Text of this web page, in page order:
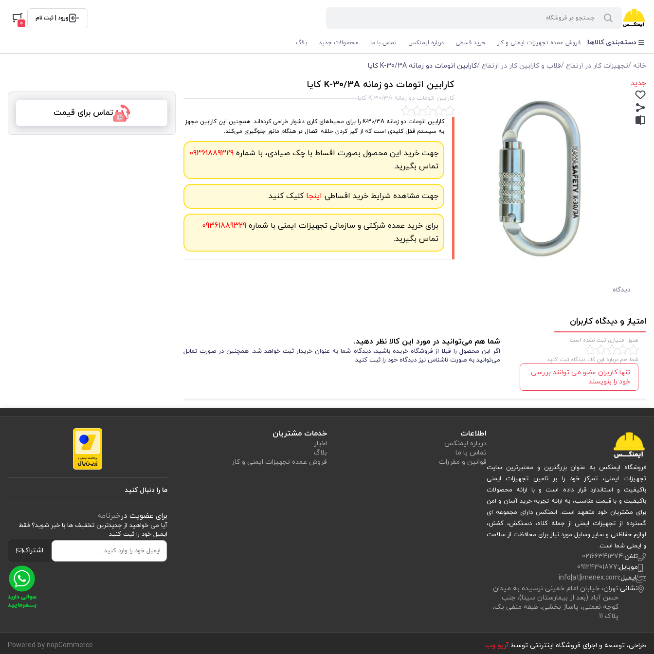
ورود | ثبت نام
0
دسته‌بندی کالاها فروش عمده تجهیزات ایمنی و کار خرید قسطی درباره ایمنکس تماس با ما محصولات جدید بلاگ
خانه /تجهیزات کار در ارتفاع /قلاب و کارابین کار در ارتفاع /کارابین اتومات دو زمانه K-30/3A کایا
جدید کارابین اتومات دو زمانه K-30/3A کایا
کارابین اتومات دو زمانه K-30/3A کایا
کارابین اتومات دو زمانه K-30/3A را برای محیط‌های کاری دشوار طراحی کرده‌اند. همچنین این کارابین مجهز
به سیستم قفل کلیدی است که از گیر کردن حلقه اتصال در هنگام مانور جلوگیری می‌کند.
جهت خرید این محصول بصورت اقساط با چک صیادی، با شماره 09361889329
تماس بگیرید.
جهت مشاهده شرایط خرید اقساطی اینجاکلیک کنید.
برای خرید عمده شرکتی و سازمانی تجهیزات ایمنی با شماره 09361889329
تماس بگیرید.
تماس برای قیمت
دیدگاه
امتیاز و دیدگاه کاربران
هنوز امتیازی ثبت نشده است.
شما هم درباره این کالا دیدگاه ثبت کنید
تنها کاربران عضو می توانند بررسی
خود را بنویسند
شما هم می‌توانید در مورد این کالا نظر دهید.
اگر این محصول را قبلا از فروشگاه خریده باشید، دیدگاه شما به عنوان خریدار ثبت خواهد شد. همچنین در صورت تمایل
می‌توانید به صورت ناشناس نیز دیدگاه خود را ثبت کنید
فروشگاه ایمنکس به عنوان بزرگترین و معتبرترین سایت
تجهیزات ایمنی، تمرکز خود را بر تامین تجهیزات ایمنی
باکیفیت و استاندارد قرار داده است و با ارائه محصولات
باکیفیت و با قیمت مناسب، به ارائه تجربه خرید آسان و امن
برای مشتریان خود متعهد است. ایمنکس دارای مجموعه ای
گسترده از تجهیزات ایمنی از جمله کلاه، دستکش، کفش،
لوازم حفاظتی و سایر وسایل مورد نیاز برای محافظت از سلامت
و ایمنی شما است.
تلفن:02166341374
موبایل:09124301877
ایمیل:info[at]imenex.com
نشانی:تهران، خیابان امام خمینی نرسیده به میدان
حسن آباد (بعد از بیمارستان سینا)، جنب
کوچه نعمتی، پاساژ بخشی، طبقه منفی یک،
پلاک 11
اطلاعات
درباره ایمنکس
تماس با ما
قوانین و مقررات
خدمات مشتریان
اخبار
بلاگ
فروش عمده تجهیزات ایمنی و کار
ما را دنبال کنید
برای عضویت درخبرنامه
آیا می خواهید از جدید‌ترین تخفیف‌ ها با‌ خبر شوید؟ فقط
ایمیل خود را ثبت کنید
اشتراک
طراحی، توسعه و اجرای فروشگاه اینترنتی توسط:آریو وب Powered by nopCommerce